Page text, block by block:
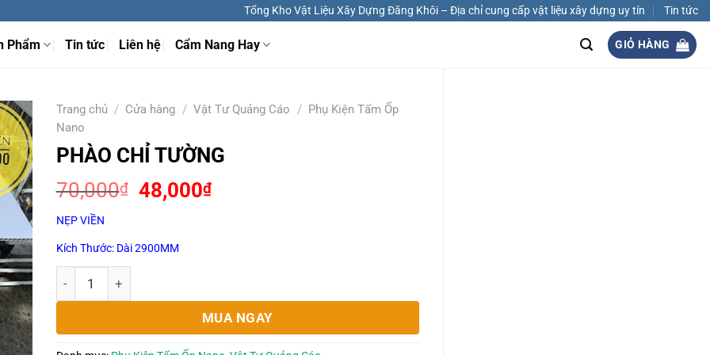
Tổng Kho Vật Liệu Xây Dựng Đăng Khôi – Địa chỉ cung cấp vật liệu xây dựng uy tín Tin tức
Phẩm Tin tức Liên hệ Cẩm Nang Hay GIỎ HÀNG
Trang chủ / Cửa hàng / Vật Tư Quảng Cáo / Phụ Kiện Tấm Ốp
Nano
PHÀO CHỈ TƯỜNG
70,000₫ Giá
gốc
70,000₫.
48,000₫Giá
NẸP VIỀN
Kích Thước: Dài 2900MM
MUA NGAY